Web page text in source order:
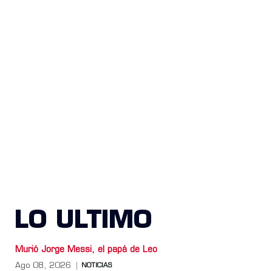
LO ULTIMO
Murió Jorge Messi, el papá de Leo
Ago 08, 2026 NOTICIAS